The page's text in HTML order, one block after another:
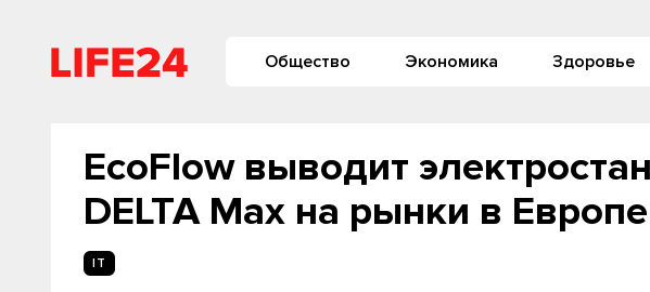
Общество Экономика Здоровье
EcoFlow выводит
DELTA Max на рынки в Европе
IT